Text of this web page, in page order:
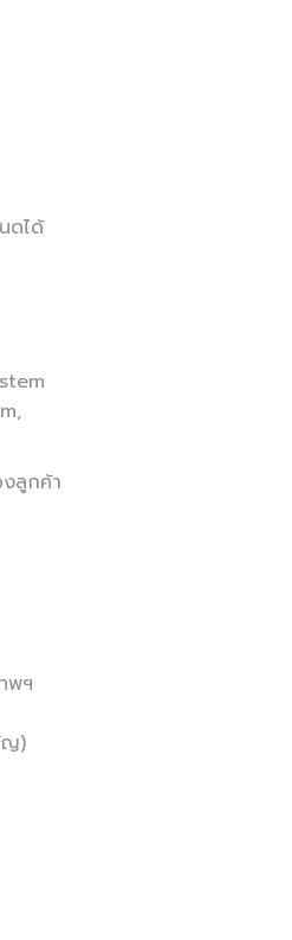
ดได้
ลูกค้า
พฯ
ญ)